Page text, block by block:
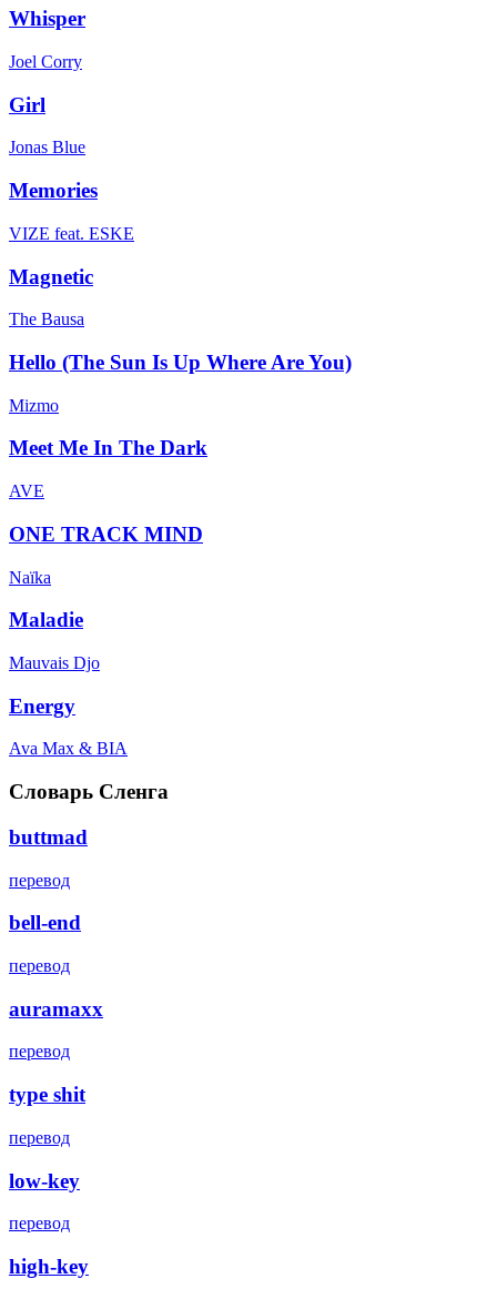
Whisper
Joel Corry
Girl
Jonas Blue
Memories
VIZE feat. ESKE
Magnetic
The Bausa
Hello (The Sun Is Up Where Are You)
Mizmo
Meet Me In The Dark
AVE
ONE TRACK MIND
Naïka
Maladie
Mauvais Djo
Energy
Ava Max & BIA
Словарь Сленга
buttmad
перевод
bell-end
перевод
auramaxx
перевод
type shit
перевод
low-key
перевод
high-key